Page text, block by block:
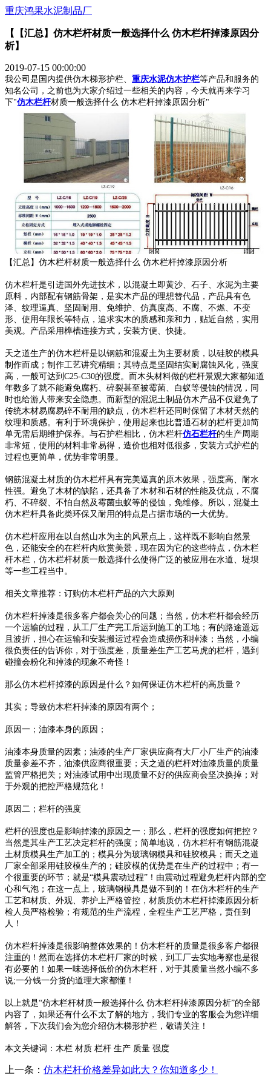
重庆鸿果水泥制品厂
【【汇总】仿木栏杆材质一般选择什么 仿木栏杆掉漆原因分
析】
2019-07-15 00:00:00
我公司是国内提供仿木梯形护栏、 重庆水泥仿木护栏等产品和服务的
知名公司，之前也为大家介绍过一些相关的内容，今天就再来学习
下"仿木栏杆材质一般选择什么 仿木栏杆掉漆原因分析"
【汇总】仿木栏杆材质一般选择什么 仿木栏杆掉漆原因分析
仿木栏杆是引进国外先进技术，以混凝土即黄沙、石子、水泥为主要
原料，内部配有钢筋骨架，是实木产品的理想替代品，产品具有色
泽、纹理逼真、坚固耐用、免维护、仿真度高、不腐、不燃、不变
形、使用年限长等特点，追求实木的质感和亲和力，贴近自然，实用
美观。产品采用榫槽连接方式，安装方便、快捷。
天之道生产的仿木栏杆是以钢筋和混凝土为主要材质，以硅胶的模具
制作而成；制作工艺讲究精细；其特点是坚固结实耐腐蚀风化，强度
高，一般可达到C25-C30的强度。而木头材料做的栏杆景观大家都知道
年数多了就不能避免腐朽、碎裂甚至被霉菌、白蚁等侵蚀的情况，同
时也给游人带来安全隐患。而新型的混泥土制品仿木产品不仅避免了
传统木材易腐易碎不耐用的缺点，仿木栏杆还同时保留了木材天然的
纹理和质感。有利于环境保护，使用起来也比普通石材的栏杆更加简
单无需后期维护保养。与石护栏相比，仿木栏杆仿石栏杆的生产周期
非常短，使用的材料非常易得，造价也相对低很多，安装方式护栏的
过程也更简单，优势非常明显。
钢筋混凝土材质的仿木栏杆具有完美逼真的原木效果，强度高、耐水
性强。避免了木材的缺陷，还具备了木材和石材的性能及优点，不腐
朽、不碎裂、不怕自然及霉菌虫蚁等的侵蚀，免维修。所以，混凝土
仿木栏杆具备此类环保又耐用的特点是占据市场的一大优势。
仿木栏杆应用在以自然山水为主的风景点上，这样既不影响自然景
色，还能安全的在栏杆内欣赏美景，现在因为它的这些特点，仿木栏
杆木栏，仿木栏杆材质一般选择什么使得广泛的被应用在水道、堤坝
等一些工程当中。
相关文章推荐：订购仿木栏杆产品的六大原则
仿木栏杆掉漆是很多客户都会关心的问题；当然，仿木栏杆都会经历
一个运输的过程，从工厂生产完工后运到施工的工地；有的路途遥远
且波折，担心在运输和安装搬运过程会造成损伤和掉漆；当然，小编
很负责任的告诉你，对于强度差，质量差生产工艺马虎的栏杆，遇到
碰撞会粉化和掉漆的现象不奇怪！
那么仿木栏杆掉漆的原因是什么？如何保证仿木栏杆的高质量？
其实；导致仿木栏杆掉漆的原因有两个；
原因一；油漆本身的原因；
油漆本身质量的因素；油漆的生产厂家供应商有大厂小厂生产的油漆
质量参差不齐，油漆供应商很重要；天之道的栏杆对油漆质量的质量
监管严格把关；对油漆试用中出现质量不好的供应商会坚决换掉；对
于外观的把控严格规范化！
原因二；栏杆的强度
栏杆的强度也是影响掉漆的原因之一；那么，栏杆的强度如何把控？
当然是其生产工艺决定栏杆的强度；简单地说，仿木栏杆有钢筋混凝
土材质模具生产加工的；模具分为玻璃钢模具和硅胶模具；而天之道
厂家全部采用硅胶模生产的；硅胶模的优势是在生产的过程中；有一
个很重要的环节；就是“模具震动过程”！由震动过程避免栏杆内部的空
心和气泡；在这一点上，玻璃钢模具是做不到的！在仿木栏杆的生产
工艺和材质、外观、养护上严格管控，材质质仿木栏杆掉漆原因分析
检人员严格检验；有规范的生产流程，全程生产工艺严格，责任到
人！
仿木栏杆掉漆是很影响整体效果的！仿木栏杆的质量是很多客户都很
注重的！然而在选择仿木栏杆厂家的时候，到工厂去实地考察也是很
有必要的！如果一味选择低价的仿木栏杆，对于其质量当然小编不多
说;一分钱一分货的道理大家都懂！
以上就是“仿木栏杆材质一般选择什么 仿木栏杆掉漆原因分析”的全部
内容了，如果还有什么不太了解的地方，我们专业的客服会为您详细
解答，下次我们会为您介绍仿木梯形护栏，敬请关注！
本文关键词：木栏 材质 栏杆 生产 质量 强度
上一条： 仿木栏杆价格差异如此大？你知道多少！